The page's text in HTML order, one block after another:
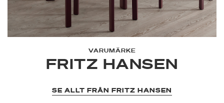
VARUMÄRKE
FRITZ HANSEN
SE ALLT FRÅN FRITZ HANSEN